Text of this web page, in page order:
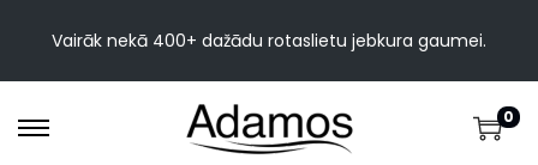
Vairāk nekā 400+ dažādu rotaslietu jebkura gaumei.
0